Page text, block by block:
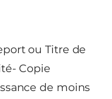
ou Titre de
Copie
de moins